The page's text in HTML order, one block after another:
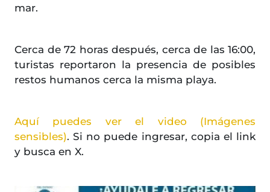
mar.
Cerca de 72 horas después, cerca de las 16:00,
turistas reportaron la presencia de posibles
restos humanos cerca la misma playa.
Aquí puedes ver el video (Imágenes
sensibles). Si no puede ingresar, copia el link
y busca en X.